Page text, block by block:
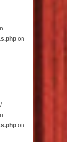
on
on